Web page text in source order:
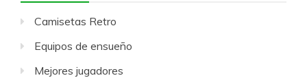
Camisetas Retro
Equipos de ensueño
Mejores jugadores